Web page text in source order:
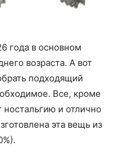
года в основном
возраста. А вот
подходящий
Все, кроме
ностальгию и отлично
эта вещь из